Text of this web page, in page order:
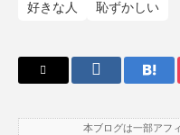
好きな人 恥ずかしい
本ブログは一部アフ